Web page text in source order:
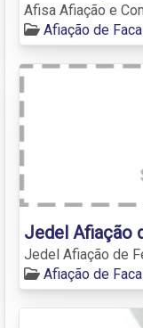
Afisa Afiação e
Afiação de
Jedel Afiação
Jedel Afiação de
Afiação de